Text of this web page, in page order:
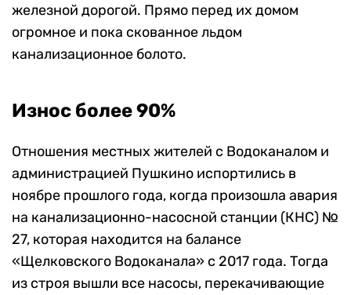
железной дорогой. Прямо перед их домом
огромное и пока скованное льдом
канализационное болото.
Износ более 90%
Отношения местных жителей с Водоканалом и
администрацией Пушкино испортились в
ноябре прошлого года, когда произошла авария
на канализационно-насосной станции (КНС) №
27, которая находится на балансе
«Щелковского Водоканала» с 2017 года. Тогда
из строя вышли все насосы, перекачивающие